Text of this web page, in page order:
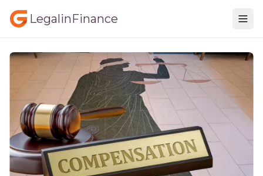
LegalinFinance